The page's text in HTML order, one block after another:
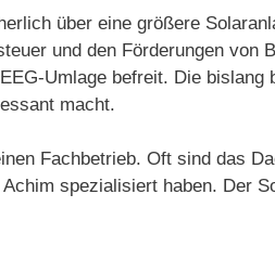
über eine größere
und den Förderungen von
Umlage befreit. Die bislang
macht.
Fachbetrieb. Oft sind das
spezialisiert haben. Der